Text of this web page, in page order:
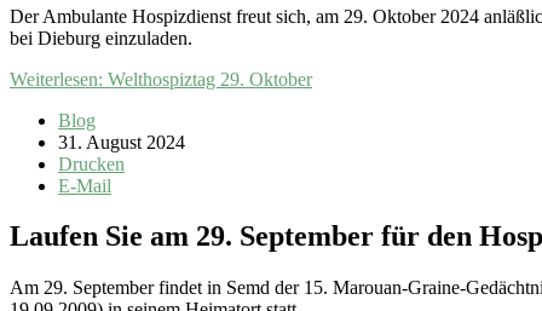
Der Ambulante Hospizdienst freut sich, am 29. Oktober 2024
bei Dieburg einzuladen.
Weiterlesen: Welthospiztag 29. Oktober
Blog
31. August 2024
Drucken
E-Mail
Laufen Sie am 29. September für den
Am 29. September findet in Semd der 15. Marouan-Graine-